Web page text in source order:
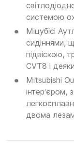
системою
Міцубісі
сидіннями,
підвіскою,
CVT8 і
Mitsubishi
інтер'єром,
двома